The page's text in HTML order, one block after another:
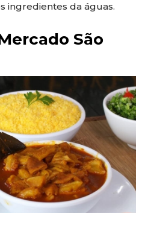
ingredientes da águas.
São